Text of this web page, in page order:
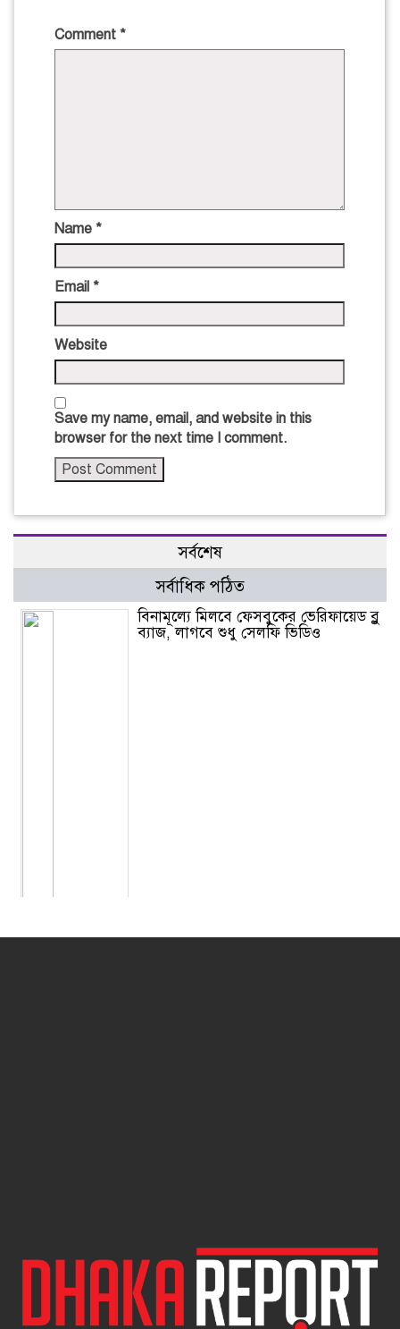
Comment *
Name *
Email *
Website
Save my name, email, and website in this
browser for the next time I comment.
সর্বশেষ
সর্বাধিক পঠিত
বিনামূল্যে মিলবে ফেসবুকের ভেরিফায়েড ব্লু
ব্যাজ, লাগবে শুধু সেলফি ভিডিও